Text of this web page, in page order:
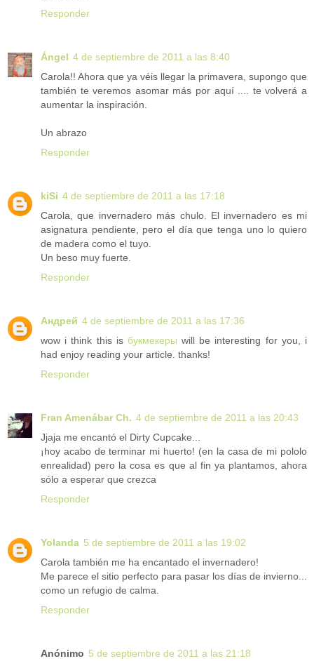
Responder
Ángel 4 de septiembre de 2011 a las 8:40
Carola!! Ahora que ya véis llegar la primavera, supongo que
también te veremos asomar más por aquí .... te volverá a
aumentar la inspiración.
Un abrazo
Responder
kiSi 4 de septiembre de 2011 a las 17:18
Carola, que invernadero más chulo. El invernadero es mi
asignatura pendiente, pero el día que tenga uno lo quiero
de madera como el tuyo.
Un beso muy fuerte.
Responder
Андрей 4 de septiembre de 2011 a las 17:36
wow i think this is букмекерыwill be interesting for you, i
had enjoy reading your article. thanks!
Responder
Fran Amenábar Ch. 4 de septiembre de 2011 a las 20:43
Jjaja me encantó el Dirty Cupcake...
¡hoy acabo de terminar mi huerto! (en la casa de mi pololo
enrealidad) pero la cosa es que al fin ya plantamos, ahora
sólo a esperar que crezca
Responder
Yolanda 5 de septiembre de 2011 a las 19:02
Carola también me ha encantado el invernadero!
Me parece el sitio perfecto para pasar los días de invierno...
como un refugio de calma.
Responder
Anónimo 5 de septiembre de 2011 a las 21:18